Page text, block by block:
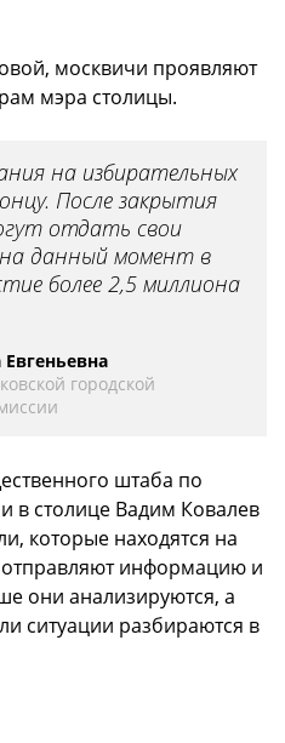
москвичи проявляют
мэра столицы.
на избирательных
После закрытия
отдать свои
на данный момент в
более 2,5 миллиона
городской
штаба по
столице Вадим Ковалев
которые находятся на
отправляют информацию и
они анализируются, а
ситуации разбираются в